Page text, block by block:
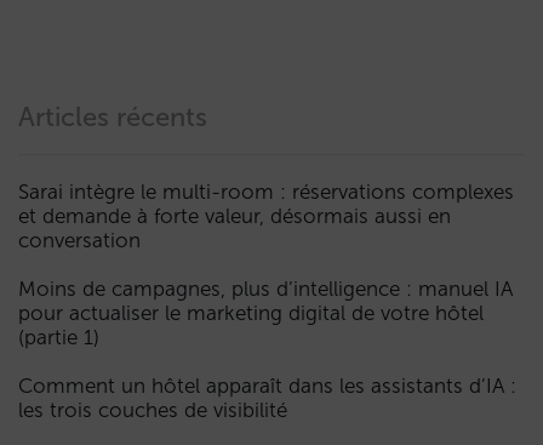
Articles récents
Sarai intègre le multi-room : réservations complexes
et demande à forte valeur, désormais aussi en
conversation
Moins de campagnes, plus d’intelligence : manuel IA
pour actualiser le marketing digital de votre hôtel
(partie 1)
Comment un hôtel apparaît dans les assistants d’IA :
les trois couches de visibilité